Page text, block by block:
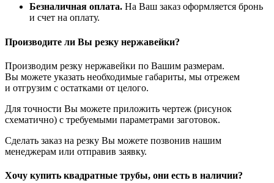
Безналичная оплата. На Ваш заказ оформляется бронь
и счет на оплату.
Производите ли Вы резку нержавейки?
Производим резку нержавейки по Вашим размерам.
Вы можете указать необходимые габариты, мы отрежем
и отгрузим с остатками от целого.
Для точности Вы можете приложить чертеж (рисунок
схематично) с требуемыми параметрами заготовок.
Сделать заказ на резку Вы можете позвонив нашим
менеджерам или отправив заявку.
Хочу купить квадратные трубы, они есть в наличии?